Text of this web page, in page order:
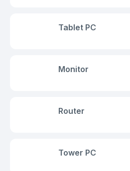
Tablet PC
Monitor
Router
Tower PC